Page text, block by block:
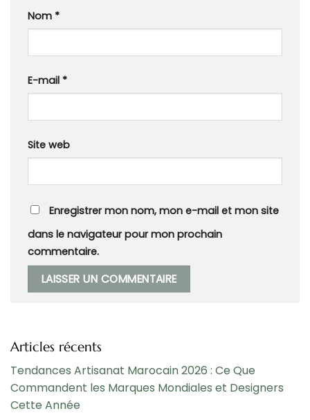
Nom *
E-mail *
Site web
Enregistrer mon nom, mon e-mail et mon site
dans le navigateur pour mon prochain
commentaire.
Articles récents
Tendances Artisanat Marocain 2026 : Ce Que
Commandent les Marques Mondiales et Designers
Cette Année